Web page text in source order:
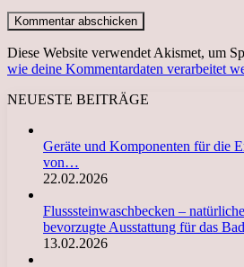
Diese Website verwendet Akismet, um
wie deine Kommentardaten verarbeitet
NEUESTE BEITRÄGE
Geräte und Komponenten für die
von…
22.02.2026
Flusssteinwaschbecken –
bevorzugte Ausstattung für das
13.02.2026